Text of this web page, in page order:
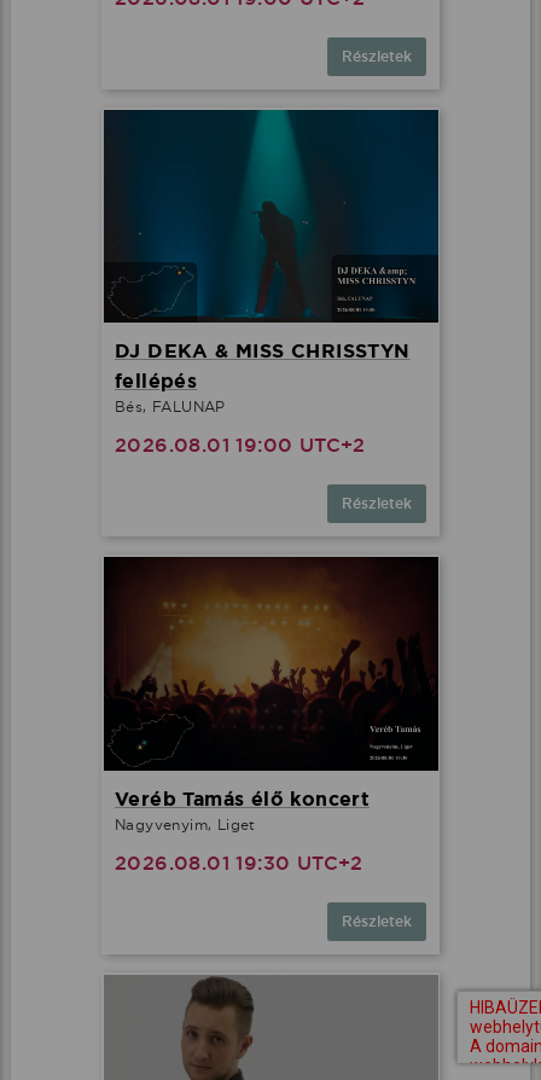
Részletek
DJ DEKA & MISS CHRISSTYN
fellépés
Bés, FALUNAP
2026.08.01 19:00 UTC+2
Részletek
Veréb Tamás élő koncert
Nagyvenyim, Liget
2026.08.01 19:30 UTC+2
Részletek